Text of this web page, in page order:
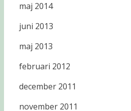
maj 2014
juni 2013
maj 2013
februari 2012
december 2011
november 2011